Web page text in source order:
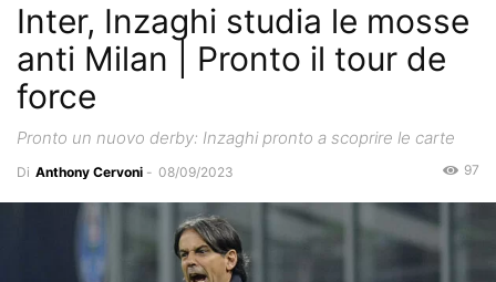
Inter, Inzaghi studia le mosse
anti Milan | Pronto il tour de
force
Pronto un nuovo derby: Inzaghi pronto a scoprire le carte
Di Anthony Cervoni - 08/09/2023 97